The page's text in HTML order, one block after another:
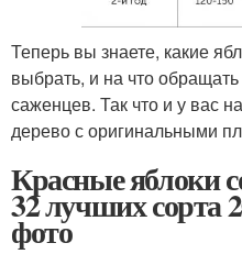
Теперь вы знаете, какие
выбрать, и на что
саженцев. Так что и у вас
дерево с оригинальными
Красные яблоки
32 лучших сорта
фото